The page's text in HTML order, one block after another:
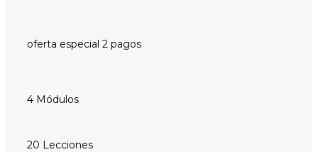
oferta especial 2 pagos
4 Módulos
20 Lecciones